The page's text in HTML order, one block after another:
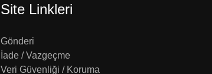
Site Linkleri
Gönderi
İade / Vazgeçme
Veri Güvenliği / Koruma